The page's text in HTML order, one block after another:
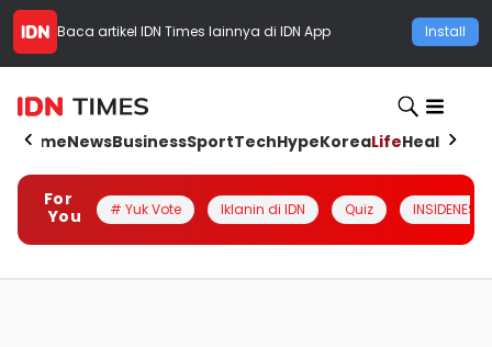
Baca artikel IDN Times lainnya di IDN App Install
HomeNewsBusinessSportTechHypeKoreaLifeHealth
For
You
# Yuk Vote Iklanin di IDN Quiz INSIDENESIA